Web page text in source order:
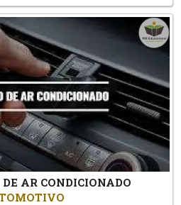
AR CONDICIONADO